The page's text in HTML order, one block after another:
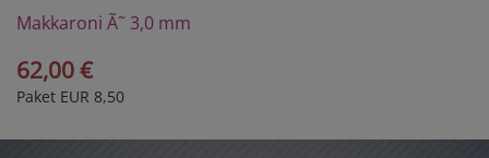
Makkaroni Ã˜ 3,0 mm
62,00 €
Paket EUR 8,50